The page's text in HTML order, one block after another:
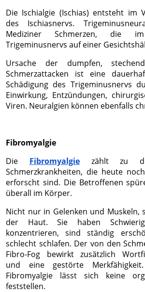
Die Ischialgie (Ischias) entsteht im
des Ischiasnervs.
Mediziner Schmerzen, die
Trigeminusnervs auf einer
Ursache der dumpfen,
Schmerzattacken ist eine
Schädigung des Trigeminusnervs
Einwirkung, Entzündungen,
Viren. Neuralgien können ebenfalls
Fibromyalgie
Die Fibromyalgiezählt zu
Schmerzkrankheiten, die heute
erforscht sind. Die Betroffenen
überall im Körper.
Nicht nur in Gelenken und Muskeln,
der Haut. Sie haben
konzentrieren, sind ständig
schlecht schlafen. Der von den
Fibro-Fog bewirkt zusätzlich
und eine gestörte
Fibromyalgie lässt sich keine
feststellen.